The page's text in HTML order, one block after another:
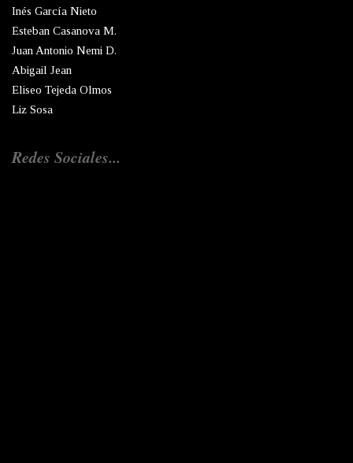
Inés García Nieto
Esteban Casanova M.
Juan Antonio Nemi D.
Abigail Jean
Eliseo Tejeda Olmos
Liz Sosa
Redes Sociales...